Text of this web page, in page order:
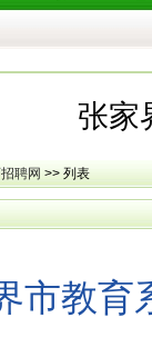
张家
聘网 >> 列表
市教育